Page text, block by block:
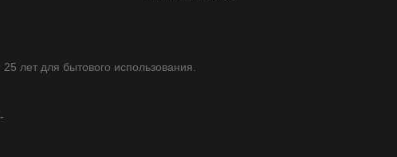
25 лет для бытового использования.